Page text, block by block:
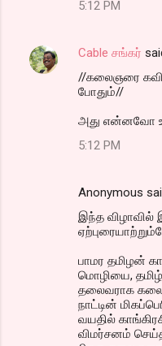
5:12 PM
Cable சங்கர்
//கலைஞரை
போதும்//
அது என்னவோ
5:12 PM
Anonymous
இந்த விழாவில்
பாமர தமிழன்
மொழியை,
தலைவராக
நாட்டின்
வயதில்
விமர்சனம்